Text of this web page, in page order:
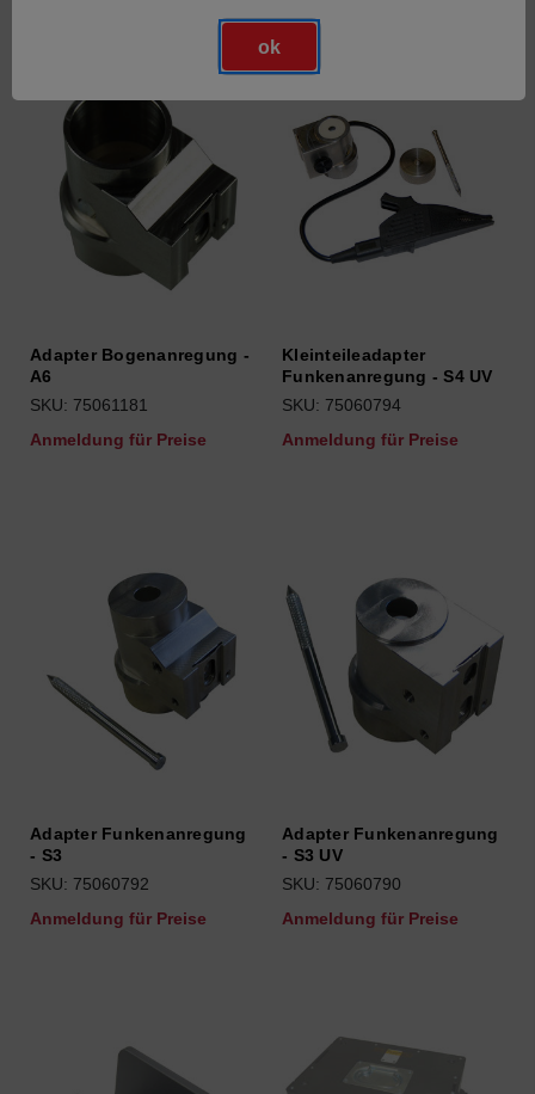
Adapter Bogenanregung -
A6
SKU: 75061181
Anmeldung für Preise
Kleinteileadapter
Funkenanregung - S4 UV
SKU: 75060794
Anmeldung für Preise
Adapter Funkenanregung
- S3
SKU: 75060792
Anmeldung für Preise
Adapter Funkenanregung
- S3 UV
SKU: 75060790
Anmeldung für Preise
ok